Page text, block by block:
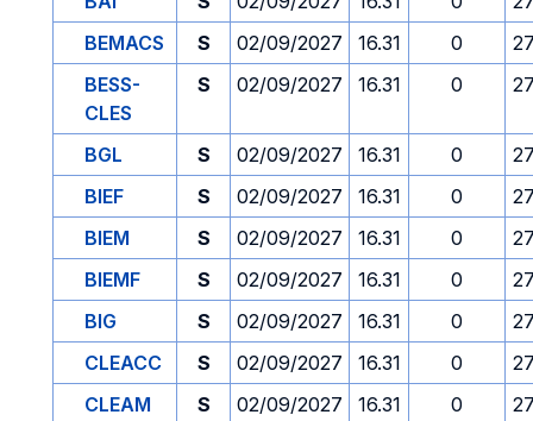
BEMACS
S 02/09/2027 16.31 0
BESS-
CLES
S 02/09/2027 16.31 0
BGL S 02/09/2027 16.31 0
BIEF
S 02/09/2027 16.31 0
BIEM
S 02/09/2027 16.31 0
BIEMF
S 02/09/2027 16.31 0
BIG
S 02/09/2027 16.31 0
CLEACC
S 02/09/2027 16.31 0
CLEAM
S 02/09/2027 16.31 0